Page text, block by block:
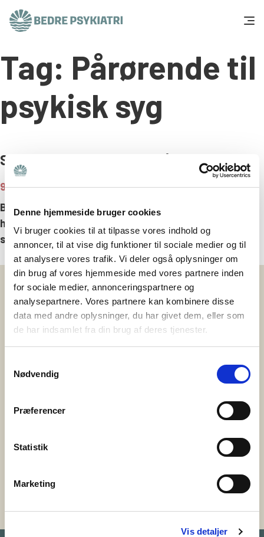
Denne hjemmeside bruger cookies
Vi bruger cookies til at tilpasse vores indhold og
annoncer, til at vise dig funktioner til sociale medier og til
at analysere vores trafik. Vi deler også oplysninger om
din brug af vores hjemmeside med vores partnere inden
for sociale medier, annonceringspartnere og
analysepartnere. Vores partnere kan kombinere disse
data med andre oplysninger, du har givet dem, eller som
de har indsamlet fra din brug af deres tjenester.
Nødvendig
Præferencer
Statistik
Marketing
Vis detaljer
Få hjælp
Om os
Presse og politik
Støt os
Søg
Tag: Pårørende til
psykisk syg
Samtalegrupper hjælper pårørende
9. december 2019
Bedre Psykiatris samtalegrupper hjælper dig med at
håndtere livet som pårørende til én med psykisk
sygdom.
Støt nu
Vær med til at sikre at pårørende får hjælp, støtte
og rådgivning. Klik på beløbet du ønsker at støtte
Husk: Din støtte er fradragsberettiget.
Månedlig donation - vælg beløb
50 kr Andet...